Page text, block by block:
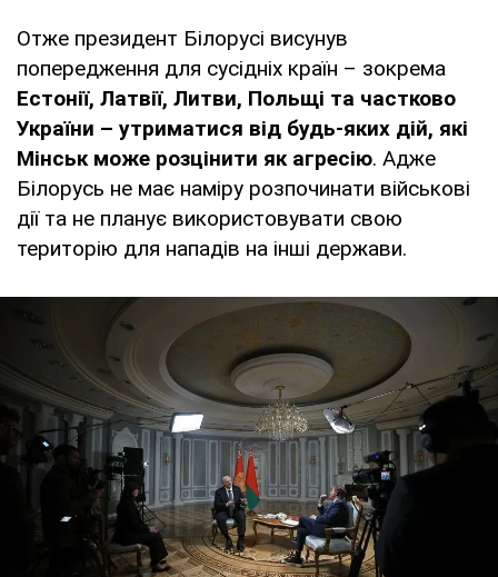
Отже президент Білорусі висунув
попередження для сусідніх країн – зокрема
Естонії, Латвії, Литви, Польщі та частково
України – утриматися від будь-яких дій, які
Мінськ може розцінити як агресію. Адже
Білорусь не має наміру розпочинати військові
дії та не планує використовувати свою
територію для нападів на інші держави.